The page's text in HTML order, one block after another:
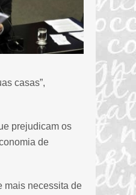
casas”,
prejudicam os
de
mais necessita de